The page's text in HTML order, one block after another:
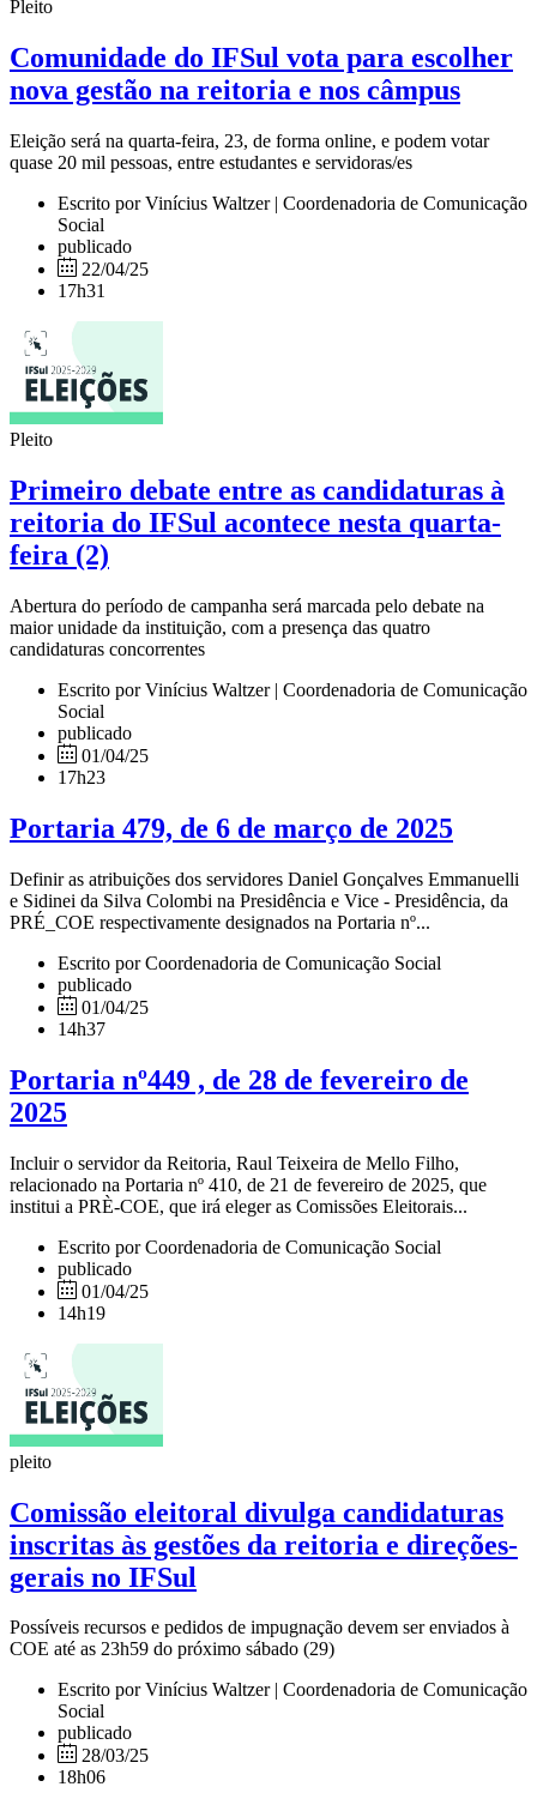
Pleito
Comunidade do IFSul vota para escolher
nova gestão na reitoria e nos câmpus
Eleição será na quarta-feira, 23, de forma online, e podem votar
quase 20 mil pessoas, entre estudantes e servidoras/es
Escrito por Vinícius Waltzer | Coordenadoria de Comunicação
Social
publicado
22/04/25
17h31
Pleito
Primeiro debate entre as candidaturas à
reitoria do IFSul acontece nesta quarta-
feira (2)
Abertura do período de campanha será marcada pelo debate na
maior unidade da instituição, com a presença das quatro
candidaturas concorrentes
Escrito por Vinícius Waltzer | Coordenadoria de Comunicação
Social
publicado
01/04/25
17h23
Portaria 479, de 6 de março de 2025
Definir as atribuições dos servidores Daniel Gonçalves Emmanuelli
e Sidinei da Silva Colombi na Presidência e Vice - Presidência, da
PRÉ_COE respectivamente designados na Portaria nº...
Escrito por Coordenadoria de Comunicação Social
publicado
01/04/25
14h37
Portaria nº449 , de 28 de fevereiro de
2025
Incluir o servidor da Reitoria, Raul Teixeira de Mello Filho,
relacionado na Portaria nº 410, de 21 de fevereiro de 2025, que
institui a PRÈ-COE, que irá eleger as Comissões Eleitorais...
Escrito por Coordenadoria de Comunicação Social
publicado
01/04/25
14h19
pleito
Comissão eleitoral divulga candidaturas
inscritas às gestões da reitoria e direções-
gerais no IFSul
Possíveis recursos e pedidos de impugnação devem ser enviados à
COE até as 23h59 do próximo sábado (29)
Escrito por Vinícius Waltzer | Coordenadoria de Comunicação
Social
publicado
28/03/25
18h06